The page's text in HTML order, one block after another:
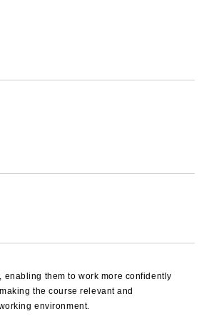
them to work more confidently
the course relevant and
environment.